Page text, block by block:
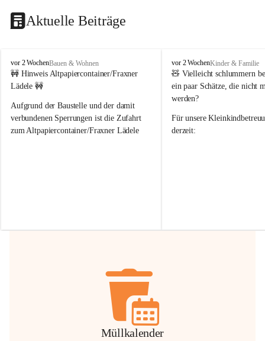
Aktuelle Beiträge
F
r
a
e
r
n
vor 2 WochenBauen & Wohnen
🚧 Hinweis Altpapiercontainer/Fraxner
Lädele 🚧
Aufgrund der Baustelle und der damit
verbundenen Sperrungen ist die Zufahrt
zum Altpapiercontainer/Fraxner Lädele
Hilfsbereitschaft!
F
r
a
x
r
n
vor 2 WochenKinder & Familie
🧸 Vielleicht schlummern
ein paar Schätze, die nicht
werden?
Für unsere
derzeit:
Müllkalender